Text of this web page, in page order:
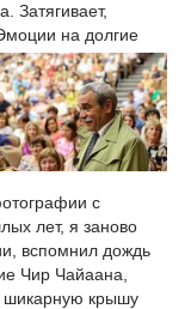
Затягивает,
на долгие
с
лет, я заново
вспомнил дождь
Чир Чайаана,
шикарную крышу